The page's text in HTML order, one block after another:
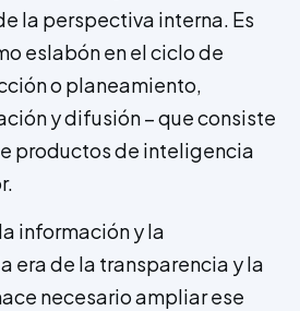
la perspectiva interna. Es
eslabón en el ciclo de
o planeamiento,
y difusión – que consiste
productos de inteligencia
información y la
era de la transparencia y la
necesario ampliar ese